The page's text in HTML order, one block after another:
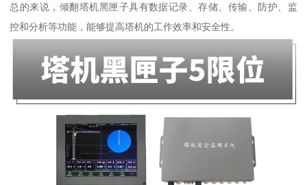
总的来说，倾翻塔机黑匣子具有数据记录、存储、传输、防护、监
控和分析等功能，能够提高塔机的工作效率和安全性。